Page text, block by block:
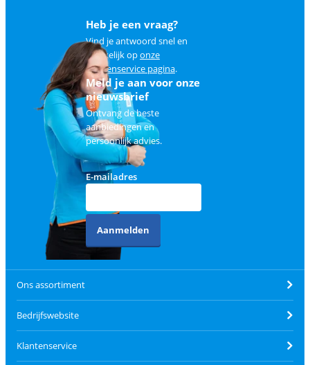
Heb je een vraag?
Vind je antwoord snel en
makkelijk oponze
klantenservice pagina.
Meld je aan voor onze
nieuwsbrief
Ontvang de beste
aanbiedingen en
persoonlijk advies.
E-mailadres
Aanmelden
Ons assortiment
Bedrijfswebsite
Klantenservice